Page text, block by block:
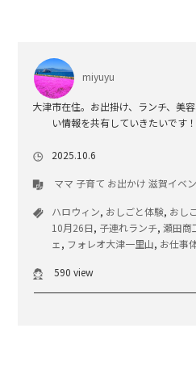
miyuyu
大津市在住。お出掛け、ランチ、美
い情報を共有していきたいです！
2025.10.6
ママ 子育て お出かけ 滋賀イベ
ハロウィン, おしごと体験, おし
10月26日, 子連れランチ,瀬田商
ェ , フォレオ大津一里山, お仕事
590 view